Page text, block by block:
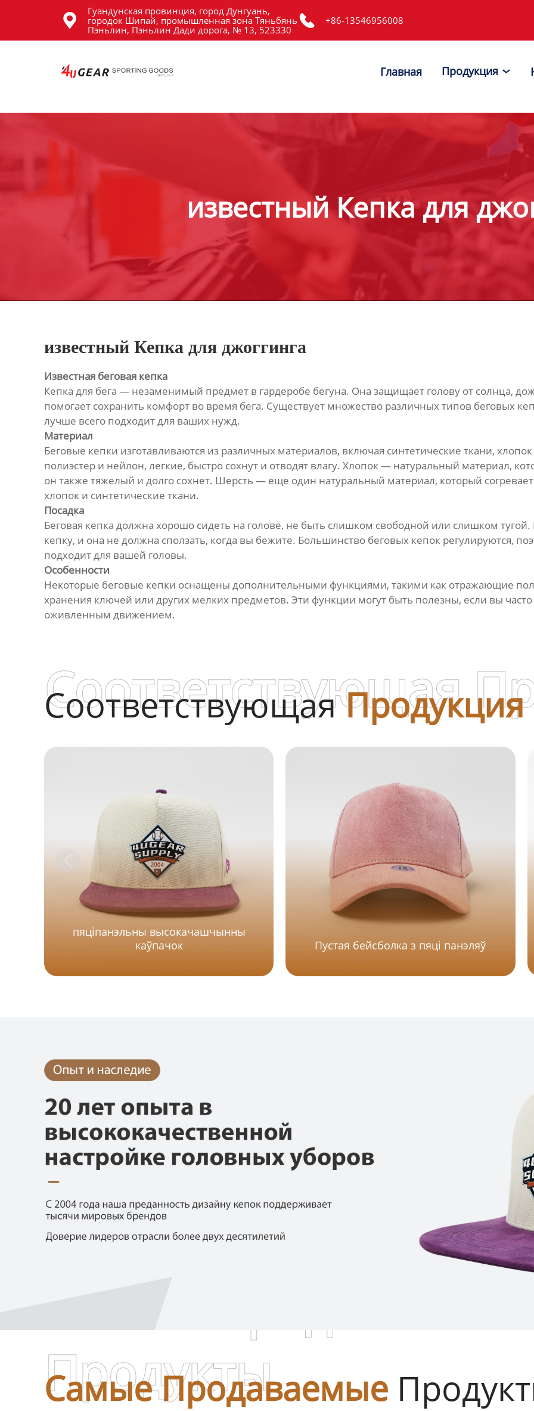

Гуандунская провинция, город Дунгуань,
городок Шипай, промышленная зона Тяньбянь
Пэньлин, Пэньлин Дади дорога, № 13, 523330
 +86-13546956008
Главная Продукция 
известный Кепка для
известный Кепка для джоггинга
Известная беговая кепка
Кепка для бега — незаменимый предмет в гардеробе бегуна. Она защищает голову от солнца,
помогает сохранить комфорт во время бега. Существует множество различных типов беговых
лучше всего подходит для ваших нужд.
Материал
Беговые кепки изготавливаются из различных материалов, включая синтетические ткани,
полиэстер и нейлон, легкие, быстро сохнут и отводят влагу. Хлопок — натуральный материал,
он также тяжелый и долго сохнет. Шерсть — еще один натуральный материал, который
хлопок и синтетические ткани.
Посадка
Беговая кепка должна хорошо сидеть на голове, не быть слишком свободной или слишком
кепку, и она не должна сползать, когда вы бежите. Большинство беговых кепок регулируются,
подходит для вашей головы.
Особенности
Некоторые беговые кепки оснащены дополнительными функциями, такими как отражающие
хранения ключей или других мелких предметов. Эти функции могут быть полезны, если вы часто
оживленным движением.
СоответствующаяПродукция
Соответствующая
пяціпанэльны высокачашчынны
каўпачок
Пустая бейсболка з пяці панэляў
Самые Продаваемые
Продукты